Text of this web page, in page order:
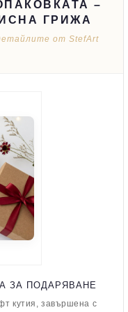
–
ГРИЖА
от StefArt
ЗА ПОДАРЯВАНЕ
кутия, завършена с